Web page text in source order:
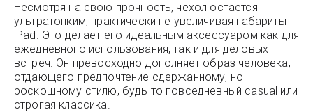
Несмотря на свою прочность, чехол остается
ультратонким, практически не увеличивая габариты
iPad. Это делает его идеальным аксессуаром как для
ежедневного использования, так и для деловых
встреч. Он превосходно дополняет образ человека,
отдающего предпочтение сдержанному, но
роскошному стилю, будь то повседневный casual или
строгая классика.